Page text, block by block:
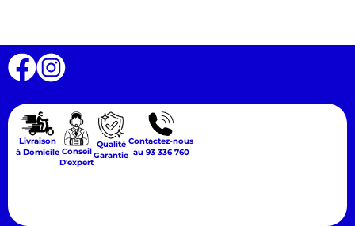
Livraison
à Domicile Conseil
D'expert
Qualité
Garantie
Contactez-nous
au 93 336 760